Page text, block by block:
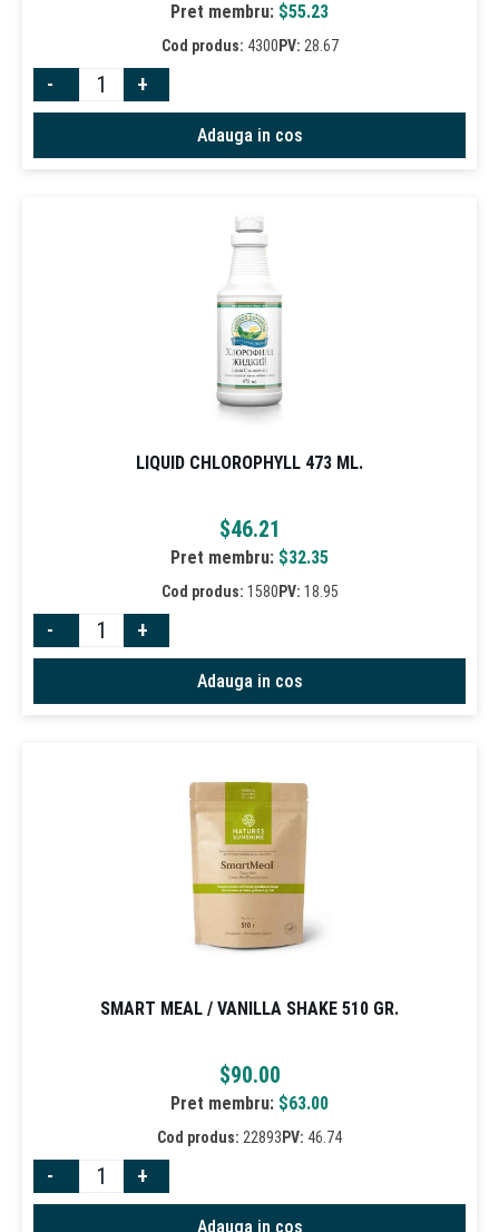
Pret membru: $55.23
Cod produs: 4300 PV: 28.67
- +
Adauga in cos
LIQUID CHLOROPHYLL 473 ML.
$46.21
Pret membru: $32.35
Cod produs: 1580 PV: 18.95
- +
Adauga in cos
SMART MEAL / VANILLA SHAKE 510 GR.
$90.00
Pret membru: $63.00
Cod produs: 22893 PV: 46.74
- +
Adauga in cos